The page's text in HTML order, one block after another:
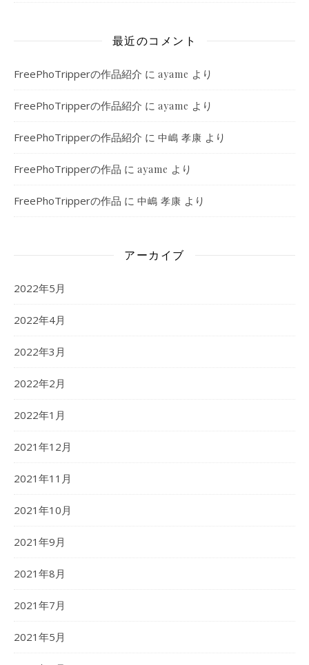
最近のコメント
FreePhoTripperの作品紹介 に ayame より
FreePhoTripperの作品紹介 に ayame より
FreePhoTripperの作品紹介 に 中嶋 孝康 より
FreePhoTripperの作品 に ayame より
FreePhoTripperの作品 に 中嶋 孝康 より
アーカイブ
2022年5月
2022年4月
2022年3月
2022年2月
2022年1月
2021年12月
2021年11月
2021年10月
2021年9月
2021年8月
2021年7月
2021年5月